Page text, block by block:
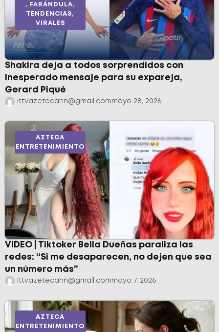
, FARÁNDULA,
TENDENCIAS,
VIRALES
Shakira deja a todos sorprendidos con
inesperado mensaje para su expareja,
Gerard Piqué
ittvazetecahn@gmail.commayo 28, 2026
AZTECA
ENTRETENIMIENTO
VIDEO | Tiktoker Bella Dueñas paraliza las
redes: “Si me desaparecen, no dejen que sea
un número más”
ittvazetecahn@gmail.commayo 7, 2026
AZTECA
ENTRETENIMIENTO